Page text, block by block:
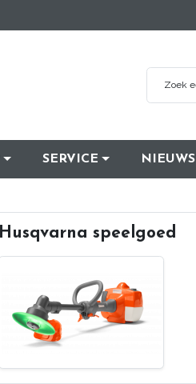
SERVICE NIEUWS
Husqvarna speelgoed